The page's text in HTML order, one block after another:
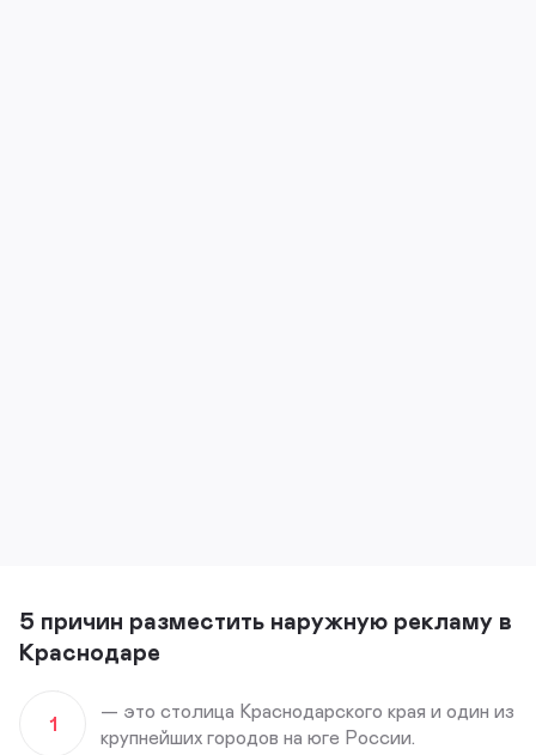
5 причин разместить наружную рекламу в
Краснодаре
1
— это столица Краснодарского края и один из
крупнейших городов на юге России.